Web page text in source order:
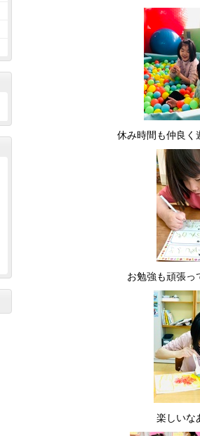
休み時間も仲良
お勉強も頑
楽しい